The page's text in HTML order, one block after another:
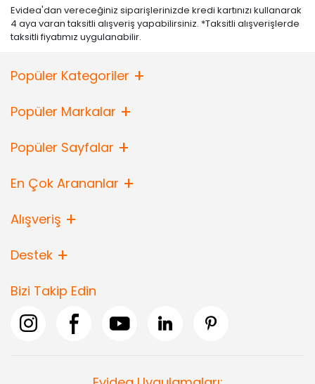
Evidea'dan vereceğiniz siparişlerinizde kredi kartınızı kullanarak
4 aya varan taksitli alışveriş yapabilirsiniz. *Taksitli alışverişlerde
taksitli fiyatımız uygulanabilir.
Popüler Kategoriler
Popüler Markalar
Popüler Sayfalar
En Çok Arananlar
Alışveriş
Destek
Bizi Takip Edin